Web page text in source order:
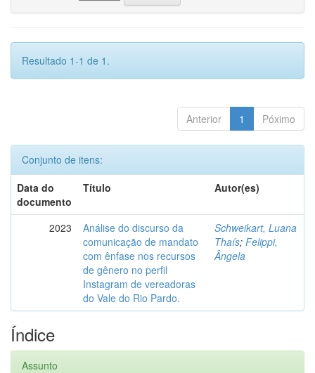
Resultado 1-1 de 1.
Anterior 1 Póximo
Conjunto de itens:
Data do
documento
Título Autor(es)
2023
Análise do discurso da
comunicação de mandato
com ênfase nos recursos
de gênero no perfil
Instagram de vereadoras
do Vale do Rio Pardo.
Schweikart, Luana
Thaís; Felippi,
Ângela
Índice
Assunto